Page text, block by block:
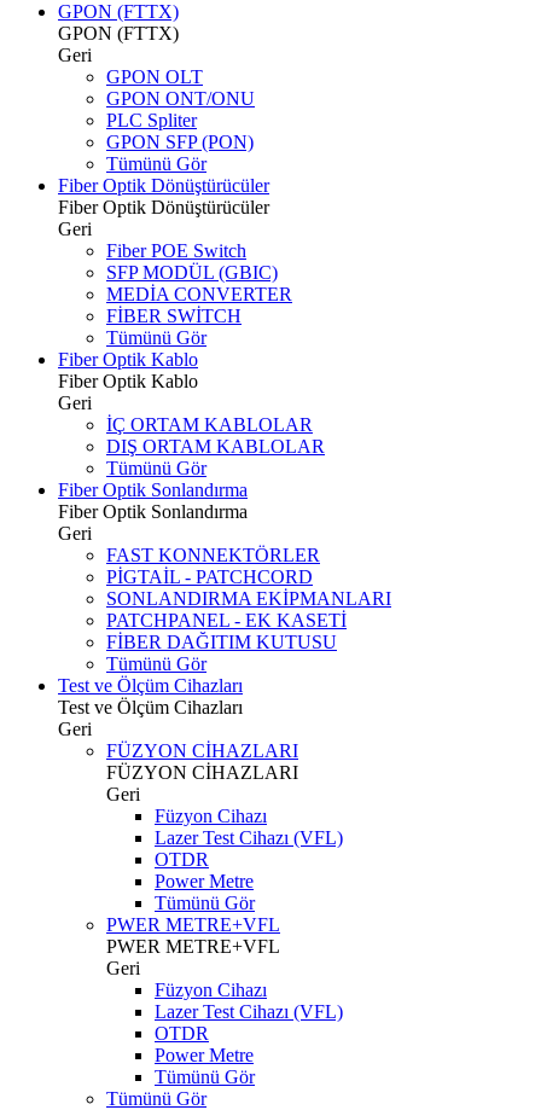
GPON (FTTX)
GPON (FTTX)
Geri
GPON OLT
GPON ONT/ONU
PLC Spliter
GPON SFP (PON)
Tümünü Gör
Fiber Optik Dönüştürücüler
Fiber Optik Dönüştürücüler
Geri
Fiber POE Switch
SFP MODÜL (GBIC)
MEDİA CONVERTER
FİBER SWİTCH
Tümünü Gör
Fiber Optik Kablo
Fiber Optik Kablo
Geri
İÇ ORTAM KABLOLAR
DIŞ ORTAM KABLOLAR
Tümünü Gör
Fiber Optik Sonlandırma
Fiber Optik Sonlandırma
Geri
FAST KONNEKTÖRLER
PİGTAİL - PATCHCORD
SONLANDIRMA EKİPMANLARI
PATCHPANEL - EK KASETİ
FİBER DAĞITIM KUTUSU
Tümünü Gör
Test ve Ölçüm Cihazları
Test ve Ölçüm Cihazları
Geri
FÜZYON CİHAZLARI
FÜZYON CİHAZLARI
Geri
Füzyon Cihazı
Lazer Test Cihazı (VFL)
OTDR
Power Metre
Tümünü Gör
PWER METRE+VFL
PWER METRE+VFL
Geri
Füzyon Cihazı
Lazer Test Cihazı (VFL)
OTDR
Power Metre
Tümünü Gör
Tümünü Gör